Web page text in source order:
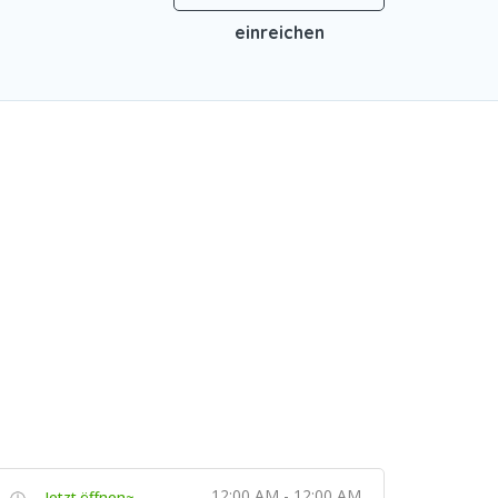
einreichen